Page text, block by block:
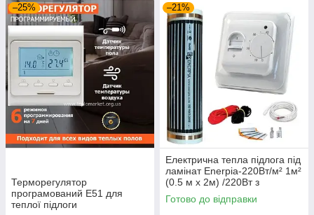
–25%
Терморегулятор
програмований E51 для
теплої підлоги
–21%
Електрична тепла підлога під
ламінат Enerpia-220Вт/м² 1м²
(0.5 м х 2м) /220Вт з
терморегулятором RTC 70
Готово до відправки